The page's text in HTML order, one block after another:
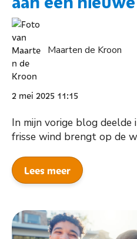
Maarten de Kroon
2 mei 2025 11:15
In mijn vorige blog deelde
frisse wind brengt op de
Lees meer